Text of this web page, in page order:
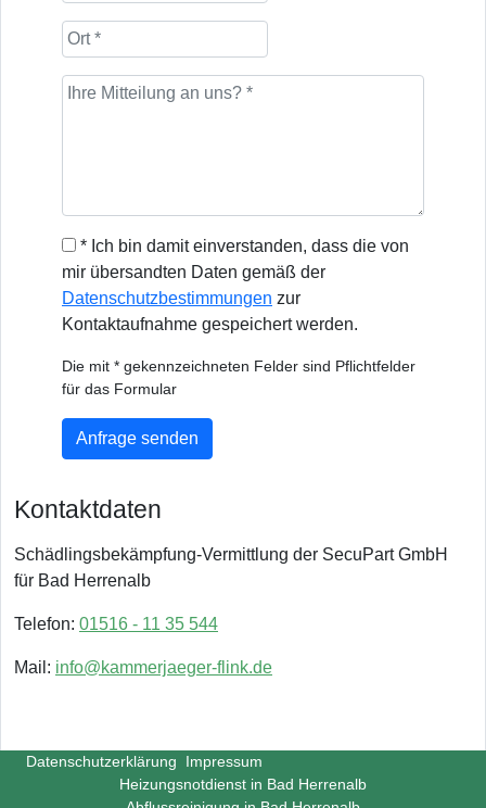
* Ich bin damit einverstanden, dass die von
mir übersandten Daten gemäß der
Datenschutzbestimmungen zur
Kontaktaufnahme gespeichert werden.
Die mit * gekennzeichneten Felder sind Pflichtfelder
für das Formular
Anfrage senden
Kontaktdaten
Schädlingsbekämpfung-Vermittlung der SecuPart GmbH
für Bad Herrenalb
Telefon: 01516 - 11 35 544
Mail: info@kammerjaeger-flink.de
Datenschutzerklärung
Impressum
Heizungsnotdienst in Bad Herrenalb